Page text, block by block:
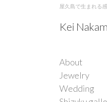
屋久島で生まれる
Kei
About
Jewelry
Wedding